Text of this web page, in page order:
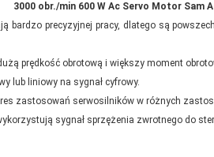
3000 obr./min 600 W Ac Servo Motor Sam
bardzo precyzyjnej pracy, dlatego są
prędkość obrotową i większy moment
lub liniowy na sygnał cyfrowy.
zastosowań serwosilników w różnych
sygnał sprzężenia zwrotnego do